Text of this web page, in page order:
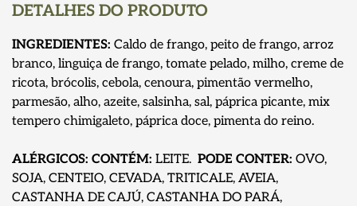
DETALHES DO PRODUTO
INGREDIENTES: Caldo de frango, peito de frango, arroz
branco, linguiça de frango, tomate pelado, milho, creme de
ricota, brócolis, cebola, cenoura, pimentão vermelho,
parmesão, alho, azeite, salsinha, sal, páprica picante, mix
tempero chimigaleto, páprica doce, pimenta do reino.
ALÉRGICOS: CONTÉM: LEITE. PODE CONTER: OVO,
SOJA, CENTEIO, CEVADA, TRITICALE, AVEIA,
CASTANHA DE CAJÚ, CASTANHA DO PARÁ,